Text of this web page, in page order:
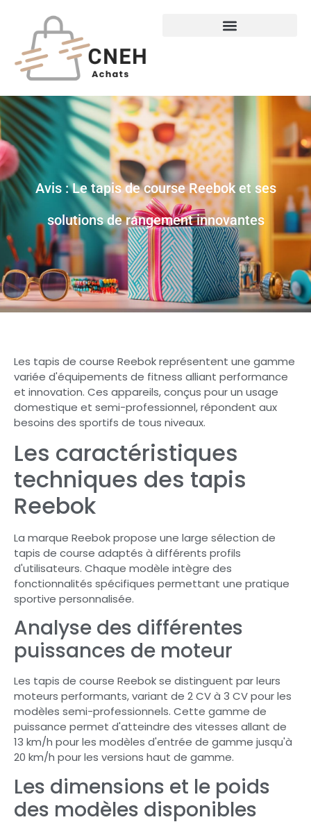
Avis : Le tapis de course Reebok et ses
solutions de rangement innovantes
Les tapis de course Reebok représentent une gamme
variée d'équipements de fitness alliant performance
et innovation. Ces appareils, conçus pour un usage
domestique et semi-professionnel, répondent aux
besoins des sportifs de tous niveaux.
Les caractéristiques
techniques des tapis
Reebok
La marque Reebok propose une large sélection de
tapis de course adaptés à différents profils
d'utilisateurs. Chaque modèle intègre des
fonctionnalités spécifiques permettant une pratique
sportive personnalisée.
Analyse des différentes
puissances de moteur
Les tapis de course Reebok se distinguent par leurs
moteurs performants, variant de 2 CV à 3 CV pour les
modèles semi-professionnels. Cette gamme de
puissance permet d'atteindre des vitesses allant de
13 km/h pour les modèles d'entrée de gamme jusqu'à
20 km/h pour les versions haut de gamme.
Les dimensions et le poids
des modèles disponibles